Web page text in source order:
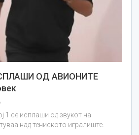
ОД АВИОНИТЕ
1 се исплаши од звукот на
над тениското игралиште.